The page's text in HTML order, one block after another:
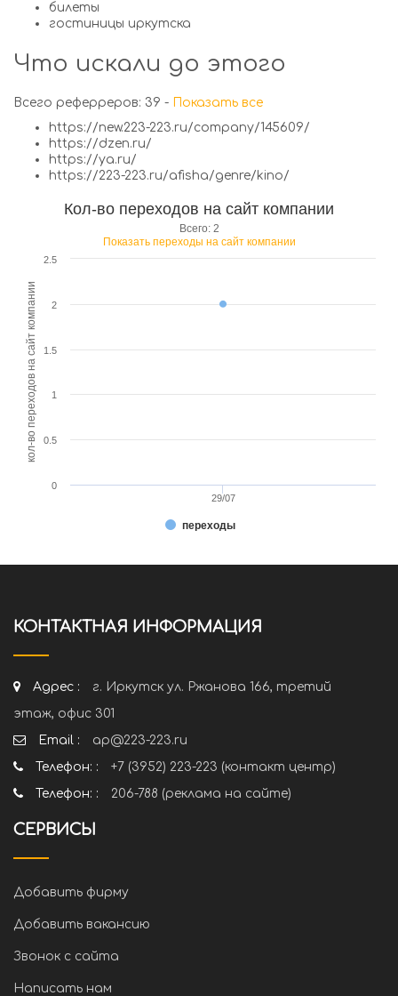
билеты
гостиницы иркутска
Что искали до этого
Всего реферреров: 39 - Показать все
https://new.223-223.ru/company/145609/
https://dzen.ru/
https://ya.ru/
https://223-223.ru/afisha/genre/kino/
кол-во переходов на сайт компании
Кол-во переходов на сайт компании
Всего: 2
Показать переходы на сайт компании
переходы
29/07
0
0.5
1
1.5
2
2.5
КОНТАКТНАЯ ИНФОРМАЦИЯ
Адрес :
г. Иркутск ул. Ржанова 166, третий
этаж, офис 301
Email :
ap@223-223.ru
Телефон: :
+7 (3952) 223-223 (контакт центр)
Телефон: :
206-788 (реклама на сайте)
СЕРВИСЫ
Добавить фирму
Добавить вакансию
Звонок с сайта
Написать нам